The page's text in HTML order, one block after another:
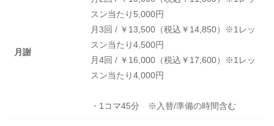
月謝
スン当たり5,000円
月3回 / ￥13,500（税込￥14,850）※1レッ
スン当たり4,500円
月4回 / ￥16,000（税込￥17,600）※1レッ
スン当たり4,000円
・1コマ45分 ※入替/準備の時間含む